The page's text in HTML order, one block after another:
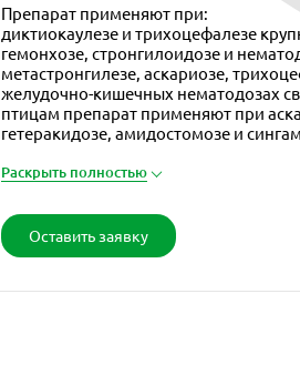
Препарат применяют при:
диктиокаулезе и трихоцефалезе
гемонхозе, стронгилоидозе и
метастронгилезе, аскариозе,
желудочно-кишечных нематодозах
птицам препарат применяют при
гетеракидозе, амидостомозе и
Раскрыть полностью
Оставить заявку